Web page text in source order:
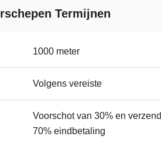
Termijnen
1000 meter
Volgens vereiste
Voorschot van 30% en
70% eindbetaling